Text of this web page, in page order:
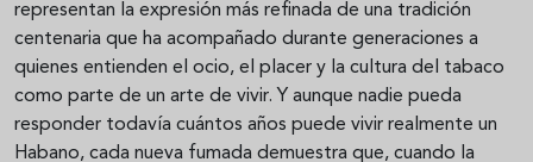
representan la expresión más refinada de una tradición
centenaria que ha acompañado durante generaciones a
quienes entienden el ocio, el placer y la cultura del tabaco
como parte de un arte de vivir. Y aunque nadie pueda
responder todavía cuántos años puede vivir realmente un
Habano, cada nueva fumada demuestra que, cuando la